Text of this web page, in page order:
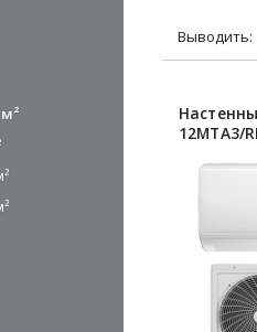
Выводить:
12MTA3/